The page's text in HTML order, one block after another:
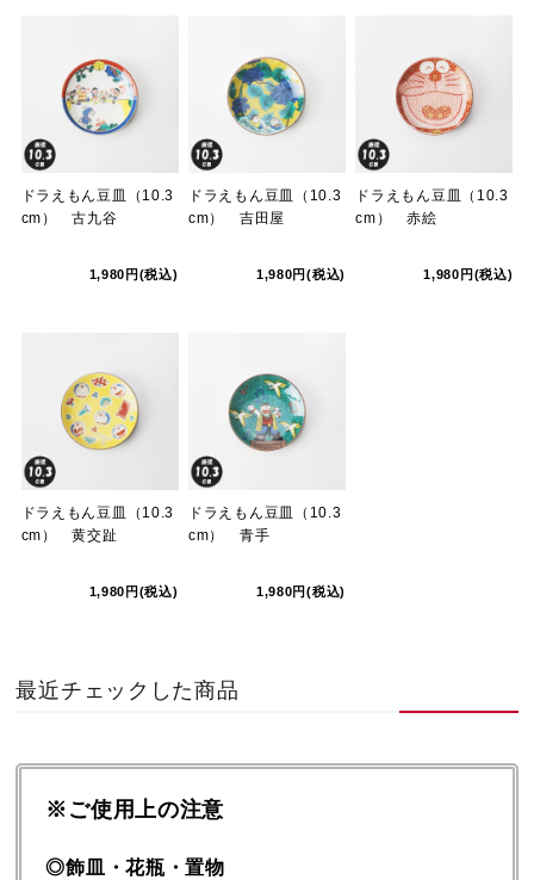
ドラえもん豆皿（10.3
cm） 古九谷
1,980円(税込)
ドラえもん豆皿（10.3
cm） 吉田屋
1,980円(税込)
ドラえもん豆皿（10.3
cm） 赤絵
1,980円(税込)
ドラえもん豆皿（10.3
cm） 黄交趾
1,980円(税込)
ドラえもん豆皿（10.3
cm） 青手
1,980円(税込)
最近チェックした商品
※ご使用上の注意
◎飾皿・花瓶・置物